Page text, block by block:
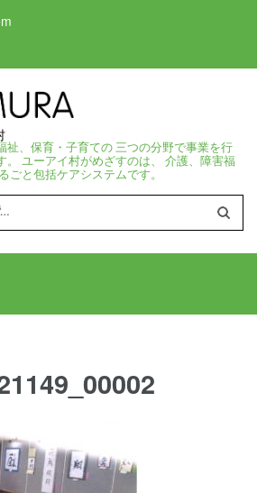
祉、保育・子育ての 三つの分野で事業を行
。 ユーアイ村がめざすのは、 介護、障害福
ごと包括ケアシステムです。